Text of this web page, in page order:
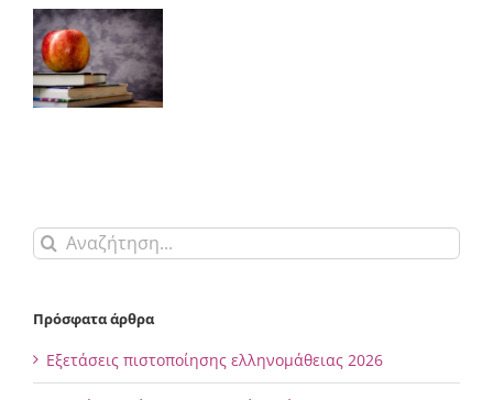
Αναζήτηση
για:
Πρόσφατα άρθρα
Εξετάσεις πιστοποίησης ελληνομάθειας 2026